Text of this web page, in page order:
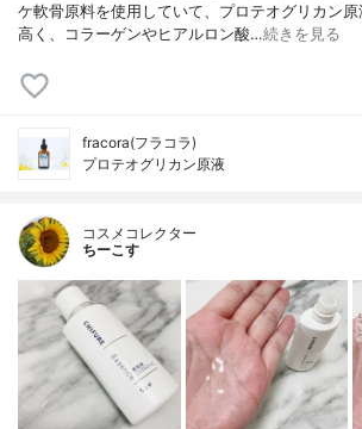
ケ軟骨原料を使用していて、プロテオグリカン
高く、コラーゲンやヒアルロン酸…続きを見る
fracora(フラコラ)
プロテオグリカン原液
コスメコレクター
ちーこす